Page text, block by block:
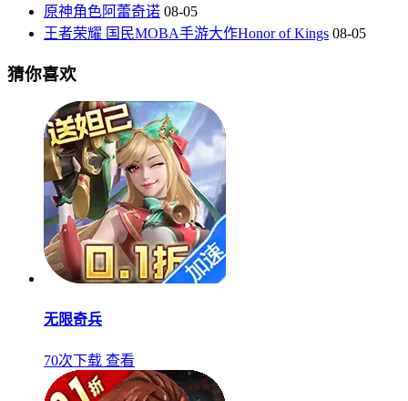
原神角色阿蕾奇诺 08-05
王者荣耀 国民MOBA手游大作Honor of Kings 08-05
猜你喜欢
无限奇兵
70次下载 查看